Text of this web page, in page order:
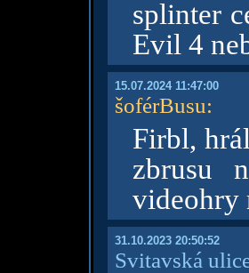
splinter
Evil 4
15.07.2024 11:47:00
šoférBusu:
Firbl,
zbrusu
videohry
31.10.2023 20:50:52
Svitavská